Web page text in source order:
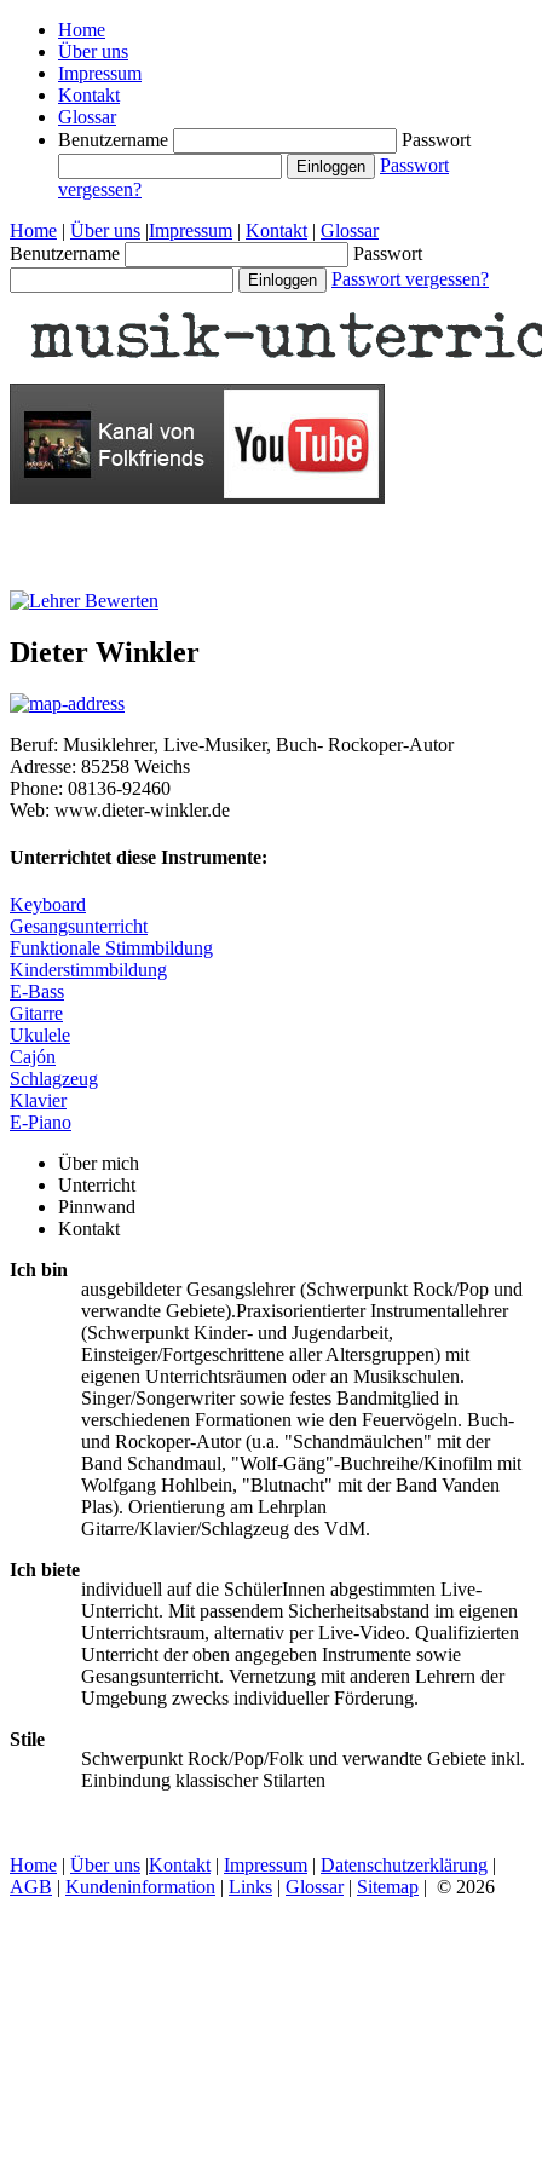
Home
Über uns
Impressum
Kontakt
Glossar
Benutzername
Passwort
Passwort
vergessen?
Home | Über uns |Impressum | Kontakt | Glossar
Benutzername
Passwort
Passwort vergessen?
Dieter Winkler
Beruf: Musiklehrer, Live-Musiker, Buch- Rockoper-Autor
Adresse: 85258 Weichs
Phone: 08136-92460
Web: www.dieter-winkler.de
Unterrichtet diese Instrumente:
Keyboard
Gesangsunterricht
Funktionale Stimmbildung
Kinderstimmbildung
E-Bass
Gitarre
Ukulele
Cajón
Schlagzeug
Klavier
E-Piano
Über mich
Unterricht
Pinnwand
Kontakt
Ich bin
ausgebildeter Gesangslehrer (Schwerpunkt Rock/Pop und
verwandte Gebiete).Praxisorientierter Instrumentallehrer
(Schwerpunkt Kinder- und Jugendarbeit,
Einsteiger/Fortgeschrittene aller Altersgruppen) mit
eigenen Unterrichtsräumen oder an Musikschulen.
Singer/Songerwriter sowie festes Bandmitglied in
verschiedenen Formationen wie den Feuervögeln. Buch-
und Rockoper-Autor (u.a. "Schandmäulchen" mit der
Band Schandmaul, "Wolf-Gäng"-Buchreihe/Kinofilm mit
Wolfgang Hohlbein, "Blutnacht" mit der Band Vanden
Plas). Orientierung am Lehrplan
Gitarre/Klavier/Schlagzeug des VdM.
Ich biete
individuell auf die SchülerInnen abgestimmten Live-
Unterricht. Mit passendem Sicherheitsabstand im eigenen
Unterrichtsraum, alternativ per Live-Video. Qualifizierten
Unterricht der oben angegeben Instrumente sowie
Gesangsunterricht. Vernetzung mit anderen Lehrern der
Umgebung zwecks individueller Förderung.
Stile
Schwerpunkt Rock/Pop/Folk und verwandte Gebiete inkl.
Einbindung klassischer Stilarten
Home | Über uns |Kontakt | Impressum | Datenschutzerklärung |
AGB | Kundeninformation | Links | Glossar| Sitemap | © 2026